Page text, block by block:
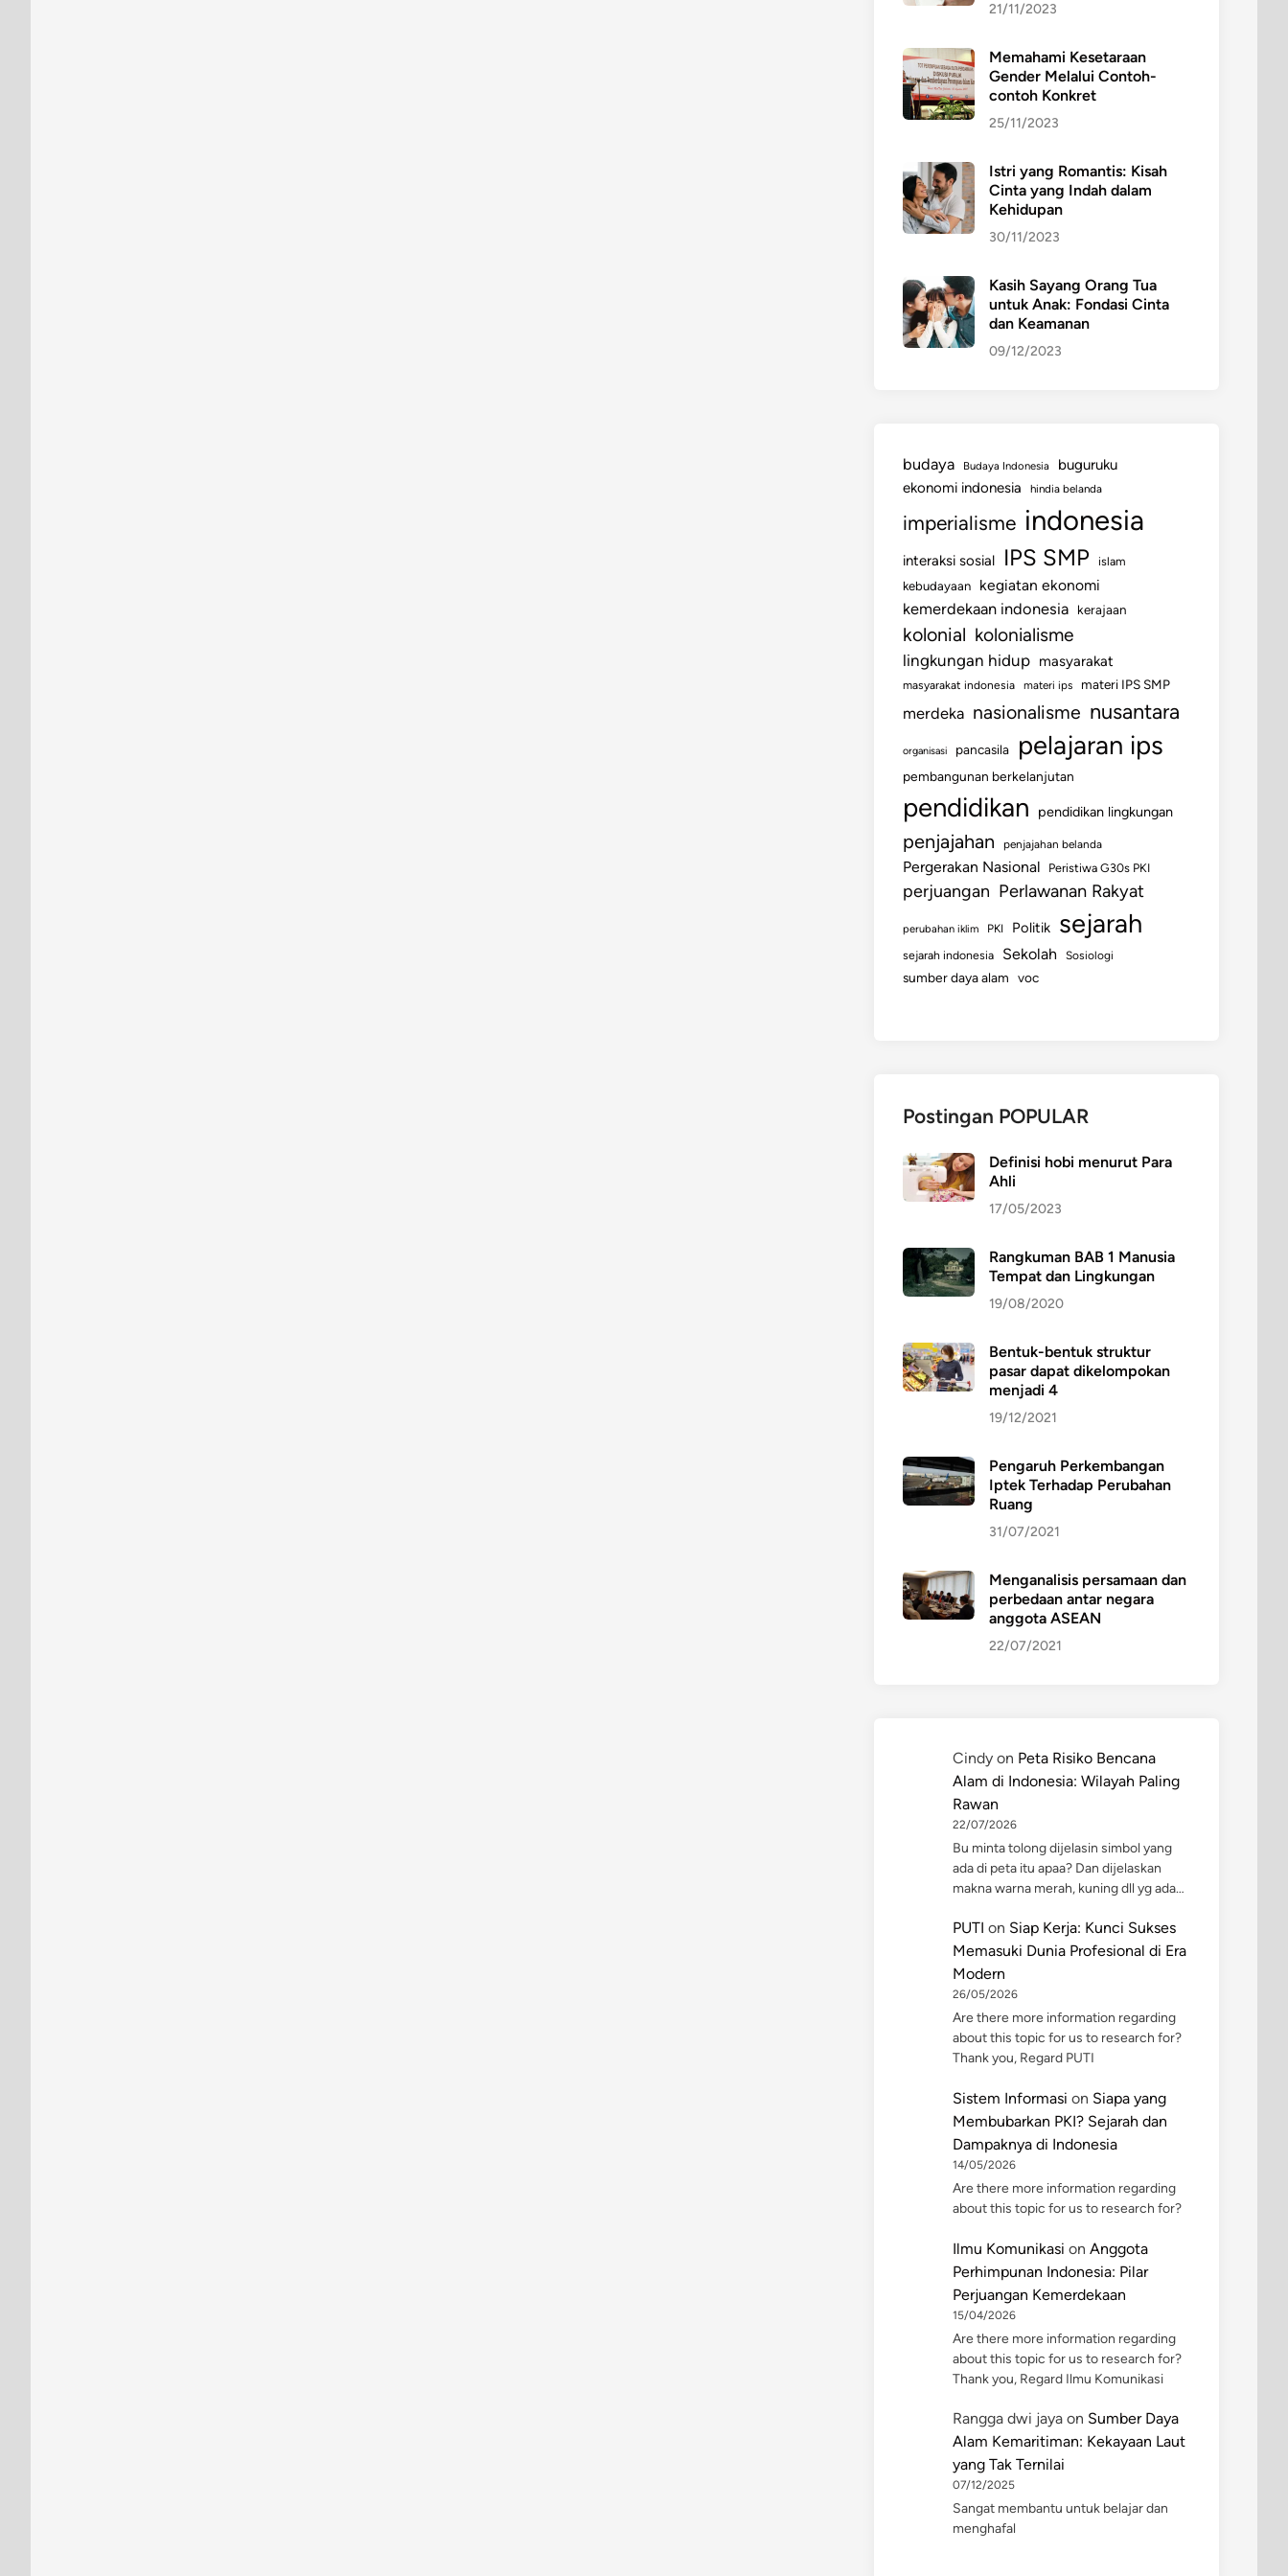
21/11/2023
Memahami Kesetaraan
Gender Melalui Contoh-
contoh Konkret
25/11/2023
Istri yang Romantis: Kisah
Cinta yang Indah dalam
Kehidupan
30/11/2023
Kasih Sayang Orang Tua
untuk Anak: Fondasi Cinta
dan Keamanan
09/12/2023
budaya Budaya Indonesia
buguruku
ekonomi indonesia
hindia belanda
imperialisme indonesia
interaksi sosial IPS SMP
islam
kebudayaan
kegiatan ekonomi
kemerdekaan indonesia kerajaan
kolonial kolonialisme
lingkungan hidup masyarakat
masyarakat indonesia materi ips materi IPS SMP
merdeka nasionalisme nusantara
organisasi pancasila pelajaran ips
pembangunan berkelanjutan
pendidikan pendidikan lingkungan
penjajahan penjajahan belanda
Pergerakan Nasional Peristiwa G30s PKI
perjuangan Perlawanan Rakyat
perubahan iklim PKI Politik sejarah
sejarah indonesia Sekolah Sosiologi
sumber daya alam voc
Postingan POPULAR
Definisi hobi menurut Para
Ahli
17/05/2023
Rangkuman BAB 1 Manusia
Tempat dan Lingkungan
19/08/2020
Bentuk-bentuk struktur
pasar dapat dikelompokan
menjadi 4
19/12/2021
Pengaruh Perkembangan
Iptek Terhadap Perubahan
Ruang
31/07/2021
Menganalisis persamaan dan
perbedaan antar negara
anggota ASEAN
22/07/2021
Cindy on Peta Risiko Bencana
Alam di Indonesia: Wilayah Paling
Rawan
22/07/2026
Bu minta tolong dijelasin simbol yang
ada di peta itu apaa? Dan dijelaskan
makna warna merah, kuning dll yg ada…
PUTI on Siap Kerja: Kunci Sukses
Memasuki Dunia Profesional di Era
Modern
26/05/2026
Are there more information regarding
about this topic for us to research for?
Thank you, Regard PUTI
Sistem Informasi on Siapa yang
Membubarkan PKI? Sejarah dan
Dampaknya di Indonesia
14/05/2026
Are there more information regarding
about this topic for us to research for?
Ilmu Komunikasi on Anggota
Perhimpunan Indonesia: Pilar
Perjuangan Kemerdekaan
15/04/2026
Are there more information regarding
about this topic for us to research for?
Thank you, Regard Ilmu Komunikasi
Rangga dwi jaya on Sumber Daya
Alam Kemaritiman: Kekayaan Laut
yang Tak Ternilai
07/12/2025
Sangat membantu untuk belajar dan
menghafal